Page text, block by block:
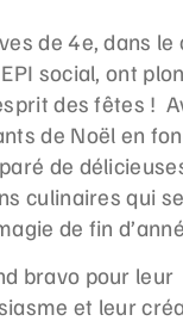
de 4e, dans le
social, ont
des fêtes !
de Noël en
de
culinaires qui
de fin
bravo pour leur
et leur